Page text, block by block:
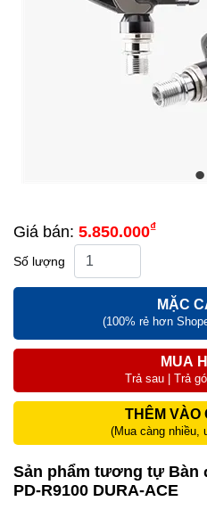
Giá bán: 5.850.000₫
Số lượng
MẶC
(100% rẻ hơn
MUA
Trả sau | Trả
THÊM VÀO
(Mua càng nhiều,
Sản phẩm tương tự Bàn
PD-R9100 DURA-ACE